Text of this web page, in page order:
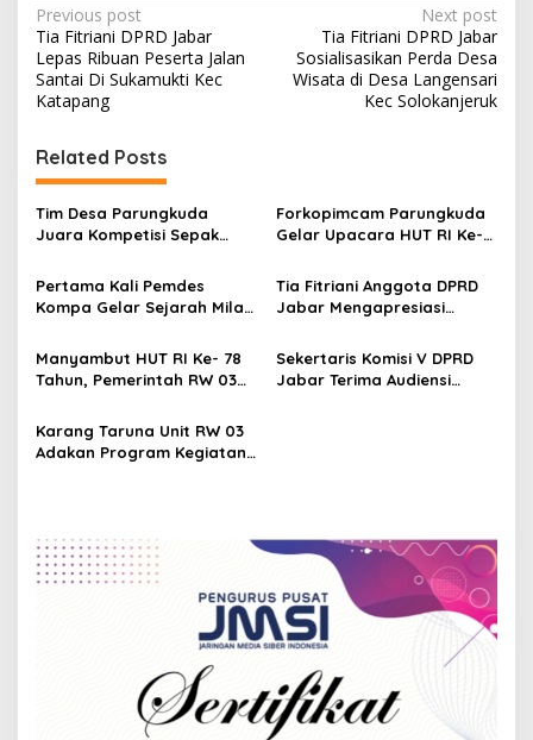
P
o
s
n
a
v
g
a
t
i
o
n
Previous post
Tia Fitriani DPRD Jabar
Lepas Ribuan Peserta Jalan
Santai Di Sukamukti Kec
Katapang
Next post
Tia Fitriani DPRD Jabar
Sosialisasikan Perda Desa
Wisata di Desa Langensari
Kec Solokanjeruk
Related Posts
Tim Desa Parungkuda
Juara Kompetisi Sepak
Forkopimcam Parungkuda
Gelar Upacara HUT RI Ke-
Palagan Perjuangan
Bojong Kokosan
Pertama Kali Pemdes
Kompa Gelar Sejarah Milad
Tia Fitriani Anggota DPRD
Jabar Mengapresiasi
Reses di Desa Mekar
Rahayu
Manyambut HUT RI Ke- 78
Tahun, Pemerintah RW 03
PHBN
Sekertaris Komisi V DPRD
Jabar Terima Audiensi
Karang Taruna Unit RW 03
Adakan Program Kegiatan